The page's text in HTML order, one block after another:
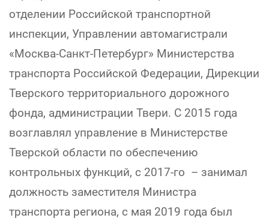
отделении Российской транспортной
инспекции, Управлении автомагистрали
«Москва-Санкт-Петербург» Министерства
транспорта Российской Федерации, Дирекции
Тверского территориального дорожного
фонда, администрации Твери. С 2015 года
возглавлял управление в Министерстве
Тверской области по обеспечению
контрольных функций, с 2017-го – занимал
должность заместителя Министра
транспорта региона, с мая 2019 года был